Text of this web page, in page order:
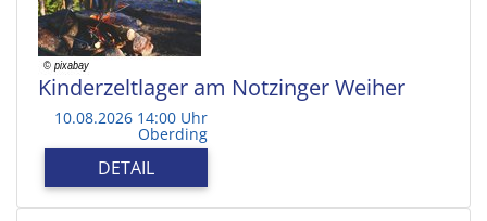
Kinderzeltlager am Notzinger Weiher
10.08.2026 14:00 Uhr
Oberding
DETAIL